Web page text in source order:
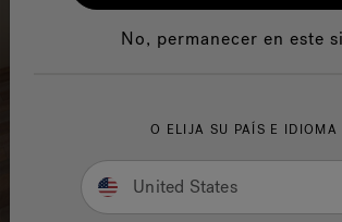
No, permanecer en este
O ELIJA SU PAÍS E IDIOMA
United States